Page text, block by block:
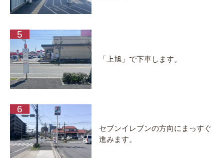
「上旭」で下車します。
セブンイレブンの方向にまっすぐ
進みます。